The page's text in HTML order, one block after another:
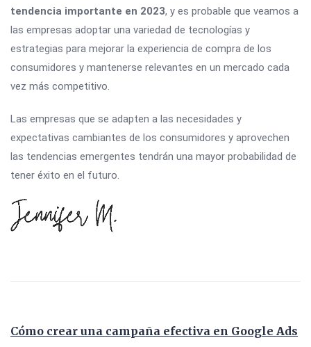
tendencia importante en 2023, y es probable que veamos a
las empresas adoptar una variedad de tecnologías y
estrategias para mejorar la experiencia de compra de los
consumidores y mantenerse relevantes en un mercado cada
vez más competitivo.
Las empresas que se adapten a las necesidades y
expectativas cambiantes de los consumidores y aprovechen
las tendencias emergentes tendrán una mayor probabilidad de
tener éxito en el futuro.
Cómo crear una campaña efectiva en Google Ads